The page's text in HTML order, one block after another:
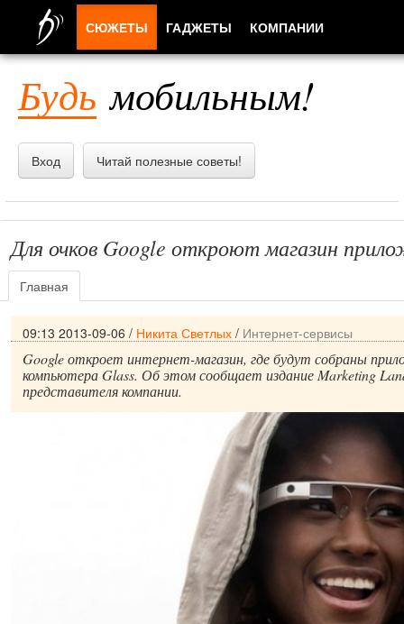
Будь мобильным!
Вход Читай полезные советы!
Для очков Google откроют магазин
Главная
09:13 2013-09-06 / Никита Светлых / Интернет-сервисы
Google откроет интернет-магазин, где будут собраны
компьютера Glass. Об этом сообщает издание Marketing
представителя компании.
СЮЖЕТЫ ГАДЖЕТЫ КОМПАНИИ
ПРИЛОЖЕНИЯ